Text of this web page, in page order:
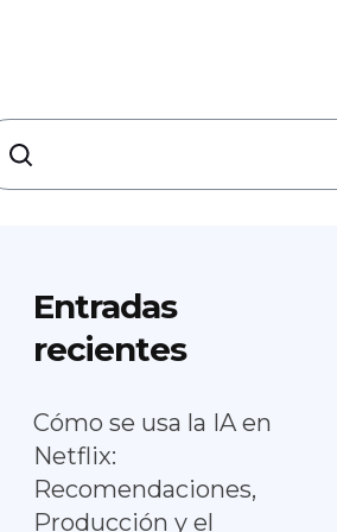
Entradas
recientes
Cómo se usa la IA en
Netflix:
Recomendaciones,
Producción y el